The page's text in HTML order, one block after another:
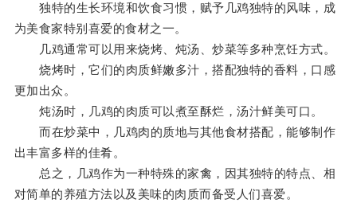
独特的生长环境和饮食习惯，赋予几鸡独特的风味，成
为美食家特别喜爱的食材之一。
几鸡通常可以用来烧烤、炖汤、炒菜等多种烹饪方式。
烧烤时，它们的肉质鲜嫩多汁，搭配独特的香料，口感
更加出众。
炖汤时，几鸡的肉质可以煮至酥烂，汤汁鲜美可口。
而在炒菜中，几鸡肉的质地与其他食材搭配，能够制作
出丰富多样的佳肴。
总之，几鸡作为一种特殊的家禽，因其独特的特点、相
对简单的养殖方法以及美味的肉质而备受人们喜爱。